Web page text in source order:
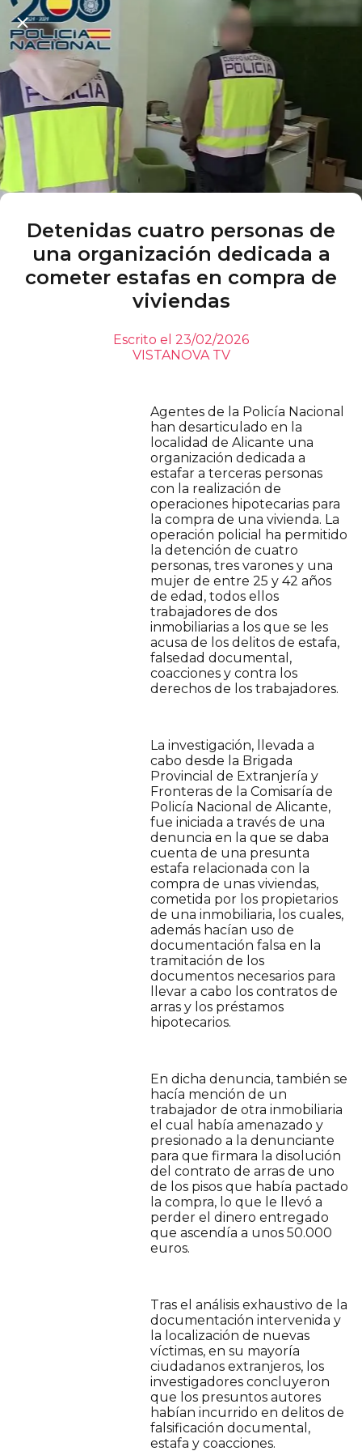
Detenidas cuatro personas de
una organización dedicada a
cometer estafas en compra de
viviendas
Escrito el 23/02/2026
VISTANOVA TV
Agentes de la Policía Nacional
han desarticulado en la
localidad de Alicante una
organización dedicada a
estafar a terceras personas
con la realización de
operaciones hipotecarias para
la compra de una vivienda. La
operación policial ha permitido
la detención de cuatro
personas, tres varones y una
mujer de entre 25 y 42 años
de edad, todos ellos
trabajadores de dos
inmobiliarias a los que se les
acusa de los delitos de estafa,
falsedad documental,
coacciones y contra los
derechos de los trabajadores.
La investigación, llevada a
cabo desde la Brigada
Provincial de Extranjería y
Fronteras de la Comisaría de
Policía Nacional de Alicante,
fue iniciada a través de una
denuncia en la que se daba
cuenta de una presunta
estafa relacionada con la
compra de unas viviendas,
cometida por los propietarios
de una inmobiliaria, los cuales,
además hacían uso de
documentación falsa en la
tramitación de los
documentos necesarios para
llevar a cabo los contratos de
arras y los préstamos
hipotecarios.
En dicha denuncia, también se
hacía mención de un
trabajador de otra inmobiliaria
el cual había amenazado y
presionado a la denunciante
para que firmara la disolución
del contrato de arras de uno
de los pisos que había pactado
la compra, lo que le llevó a
perder el dinero entregado
que ascendía a unos 50.000
euros.
Tras el análisis exhaustivo de la
documentación intervenida y
la localización de nuevas
víctimas, en su mayoría
ciudadanos extranjeros, los
investigadores concluyeron
que los presuntos autores
habían incurrido en delitos de
falsificación documental,
estafa y coacciones.